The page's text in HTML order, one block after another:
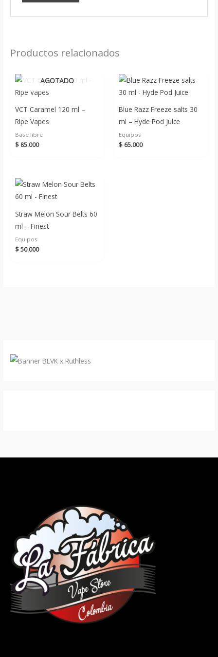
Productos relacionados
AGOTADO
VCT Caramel 120 ml –
Ripe Vapes
Base libre
$ 85.000
Blue Razz Freeze salts 30
ml – Hyde Pod Juice
Equipos
$ 65.000
Straw Melon Sour Belts 60
ml – Finest
Equipos
$50.000